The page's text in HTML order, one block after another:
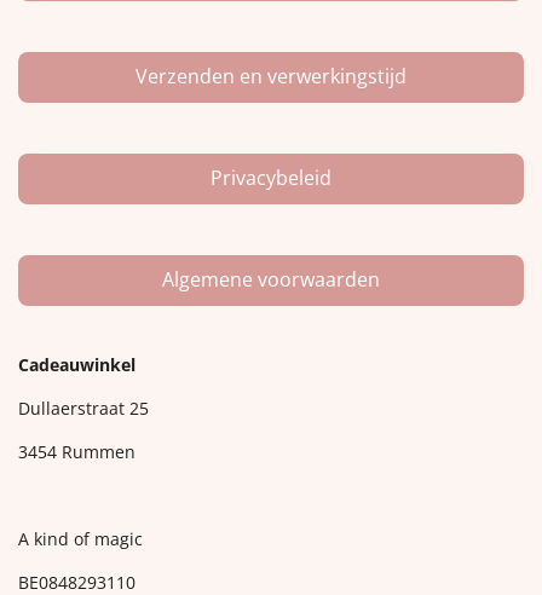
Verzenden en verwerkingstijd
Privacybeleid
Algemene voorwaarden
Cadeauwinkel
Dullaerstraat 25
3454 Rummen
A kind of magic
BE0848293110